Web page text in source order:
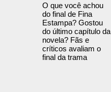
O que você achou
do final de Fina
Estampa? Gostou
do último capítulo da
novela? Fãs e
críticos avaliam o
final da trama